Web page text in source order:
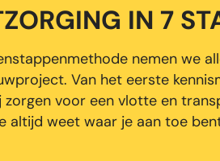
IN 7
nemen we
Van het eerste
voor een vlotte en
altijd weet waar je aan toe